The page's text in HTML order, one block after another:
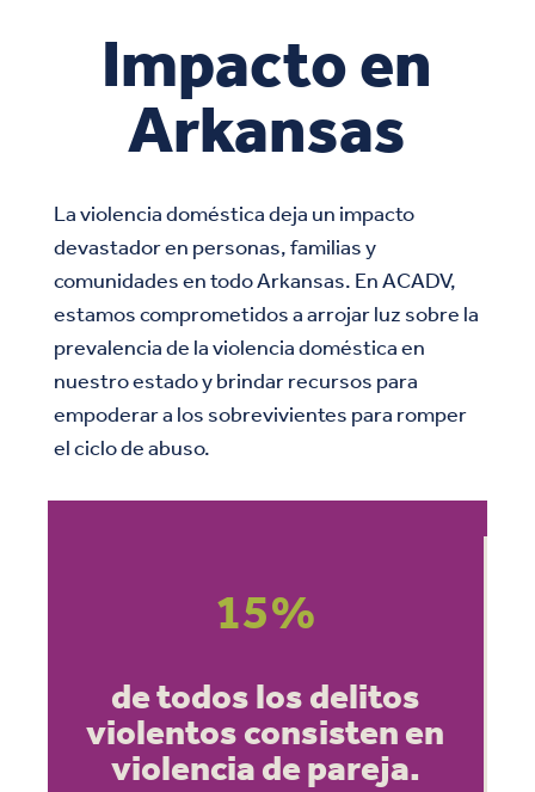
Impacto en
Arkansas
La violencia doméstica deja un impacto
devastador en personas, familias y
comunidades en todo Arkansas. En ACADV,
estamos comprometidos a arrojar luz sobre la
prevalencia de la violencia doméstica en
nuestro estado y brindar recursos para
empoderar a los sobrevivientes para romper
el ciclo de abuso.
15%
de todos los delitos
violentos consisten en
violencia de pareja.